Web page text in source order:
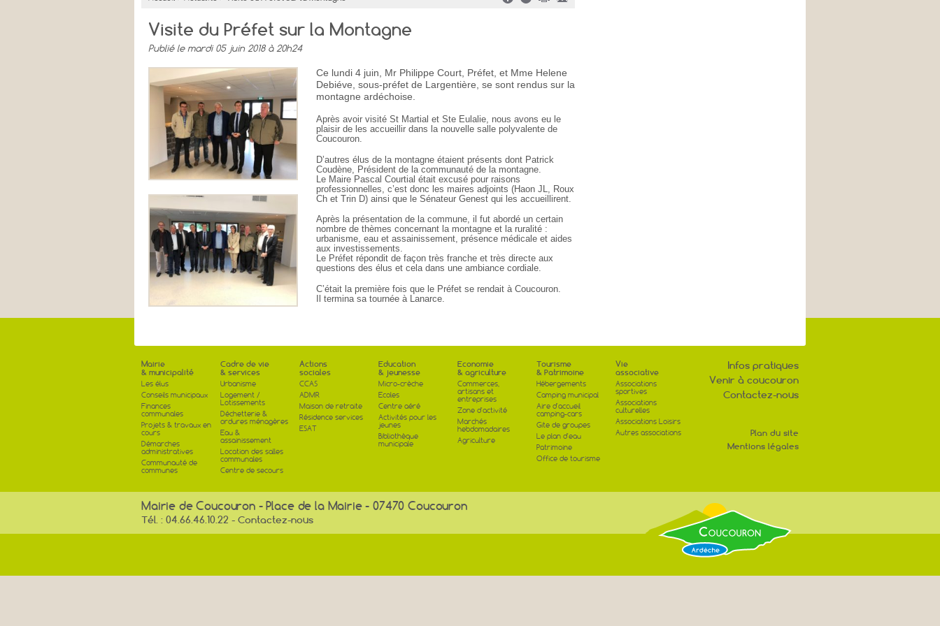
Visite du Préfet sur la Montagne
Publié le mardi 05 juin 2018 à 20h24
Ce lundi 4 juin, Mr Philippe Court, Préfet, et Mme Helene
Debiéve, sous-préfet de Largentière, se sont rendus sur la
montagne ardéchoise.
Après avoir visité St Martial et Ste Eulalie, nous avons eu le
plaisir de les accueillir dans la nouvelle salle polyvalente de
Coucouron.
D’autres élus de la montagne étaient présents dont Patrick
Coudène, Président de la communauté de la montagne.
Le Maire Pascal Courtial était excusé pour raisons
professionnelles, c’est donc les maires adjoints (Haon JL, Roux
Ch et Trin D) ainsi que le Sénateur Genest qui les accueillirent.
Après la présentation de la commune, il fut abordé un certain
nombre de thèmes concernant la montagne et la ruralité :
urbanisme, eau et assainissement, présence médicale et aides
aux investissements.
Le Préfet répondit de façon très franche et très directe aux
questions des élus et cela dans une ambiance cordiale.
C’était la première fois que le Préfet se rendait à Coucouron.
Il termina sa tournée à Lanarce.
Mairie
& municipalité
Les élus
Conseils municipaux
Finances
communales
Projets & travaux en
cours
Démarches
administratives
Communauté de
communes
Cadre de vie
& services
Urbanisme
Logement /
Lotissements
Déchetterie &
ordures ménagères
Eau &
assainissement
Location des salles
communales
Centre de secours
Actions
sociales
CCAS
ADMR
Maison de retraite
Résidence services
ESAT
Education
& jeunesse
Micro-crèche
Ecoles
Centre aéré
Activités pour les
jeunes
Bibliothèque
municipale
Economie
& agriculture
Commerces,
artisans et
entreprises
Zone d'activité
Marchés
hebdomadaires
Agriculture
Tourisme
& Patrimoine
Hébergements
Camping municipal
Aire d'accueil
camping-cars
Gite de groupes
Le plan d'eau
Patrimoine
Office de tourisme
Vie
associative
Associations
sportives
Associations
culturelles
Associations Loisirs
Autres associations
Infos pratiques
Venir à coucouron
Contactez-nous
Plan du site
Mentions légales
Mairie de Coucouron - Place de la Mairie - 07470 Coucouron
Tél. : 04.66.46.10.22 - Contactez-nous